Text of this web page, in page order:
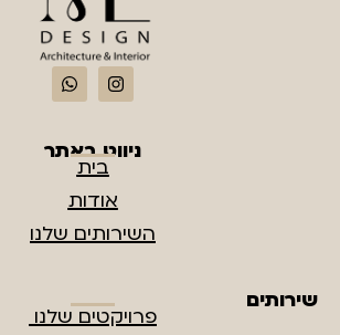
ניווט באתר
בית
אודות
השירותים שלנו
שירותים
פרויקטים שלנו